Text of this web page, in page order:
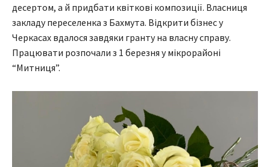
десертом, а й придбати квіткові композиції. Власниця
закладу переселенка з Бахмута. Відкрити бізнес у
Черкасах вдалося завдяки гранту на власну справу.
Працювати розпочали з 1 березня у мікрорайоні
“Митниця”.